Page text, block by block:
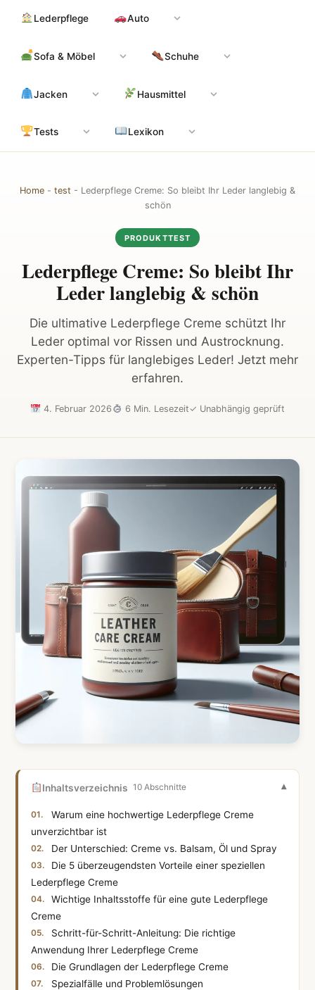
Inhalt
Lederpflege Auto
Sofa & Möbel Schuhe
Jacken Hausmittel
Tests Lexikon
Home - test - Lederpflege Creme: So bleibt Ihr Leder langlebig &
schön
PRODUKTTEST
Lederpflege Creme: So bleibt Ihr
Leder langlebig & schön
Die ultimative Lederpflege Creme schützt Ihr
Leder optimal vor Rissen und Austrocknung.
Experten-Tipps für langlebiges Leder! Jetzt mehr
erfahren.
4. Februar 2026 6 Min. Lesezeit✓ Unabhängig geprüft
Inhaltsverzeichnis 10 Abschnitte
Warum eine hochwertige Lederpflege Creme
unverzichtbar ist
Der Unterschied: Creme vs. Balsam, Öl und Spray
Die 5 überzeugendsten Vorteile einer speziellen
Lederpflege Creme
Wichtige Inhaltsstoffe für eine gute Lederpflege
Creme
Schritt-für-Schritt-Anleitung: Die richtige
Anwendung Ihrer Lederpflege Creme
Die Grundlagen der Lederpflege Creme
Spezialfälle und Problemlösungen